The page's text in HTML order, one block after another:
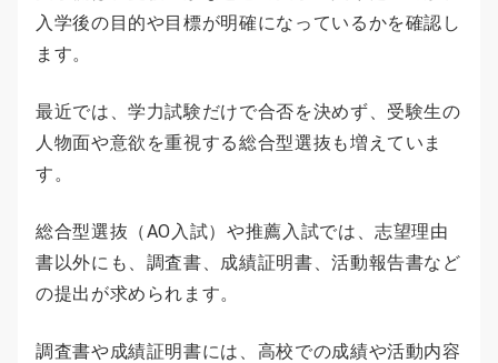
入学後の目的や目標が明確になっているかを確認し
ます。
最近では、学力試験だけで合否を決めず、受験生の
人物面や意欲を重視する総合型選抜も増えていま
す。
総合型選抜（AO入試）や推薦入試では、志望理由
書以外にも、調査書、成績証明書、活動報告書など
の提出が求められます。
調査書や成績証明書には、高校での成績や活動内容